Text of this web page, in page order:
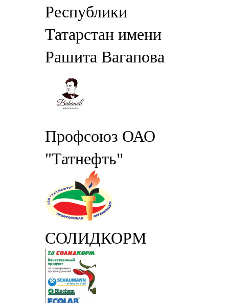
Республики
Татарстан имени
Рашита Вагапова
Профсоюз ОАО
"Татнефть"
СОЛИДКОРМ